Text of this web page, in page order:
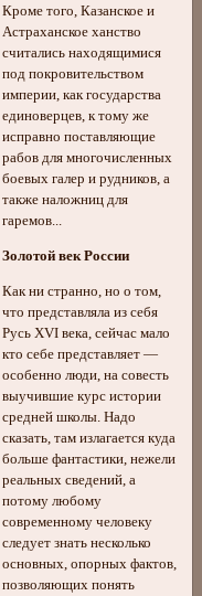
Кроме того, Казанское и
Астраханское ханство
считались находящимися
под покровительством
империи, как государства
единоверцев, к тому же
исправно поставляющие
рабов для многочисленных
боевых галер и рудников, а
также наложниц для
гаремов...
Золотой век России
Как ни странно, но о том,
что представляла из себя
Русь XVI века, сейчас мало
кто себе представляет —
особенно люди, на совесть
выучившие курс истории
средней школы. Надо
сказать, там излагается куда
больше фантастики, нежели
реальных сведений, а
потому любому
современному человеку
следует знать несколько
основных, опорных фактов,
позволяющих понять